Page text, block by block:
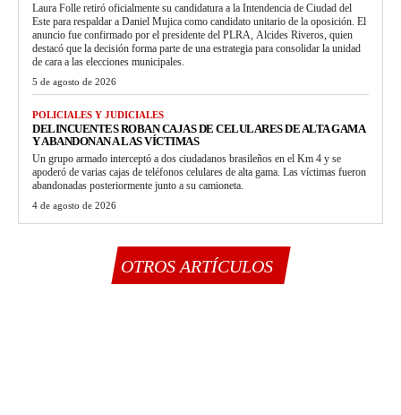
Laura Folle retiró oficialmente su candidatura a la Intendencia de Ciudad del
Este para respaldar a Daniel Mujica como candidato unitario de la oposición. El
anuncio fue confirmado por el presidente del PLRA, Alcides Riveros, quien
destacó que la decisión forma parte de una estrategia para consolidar la unidad
de cara a las elecciones municipales.
5 de agosto de 2026
POLICIALES Y JUDICIALES
DELINCUENTES ROBAN CAJAS DE CELULARES DE ALTA GAMA
Y ABANDONAN A LAS VÍCTIMAS
Un grupo armado interceptó a dos ciudadanos brasileños en el Km 4 y se
apoderó de varias cajas de teléfonos celulares de alta gama. Las víctimas fueron
abandonadas posteriormente junto a su camioneta.
4 de agosto de 2026
OTROS ARTÍCULOS